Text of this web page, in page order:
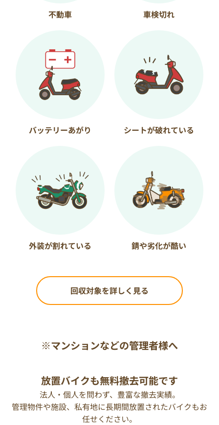
不動車 車検切れ
バッテリーあがり シートが破れている
外装が割れている 錆や劣化が酷い
回収対象を詳しく見る
※マンションなどの管理者様へ
放置バイクも無料撤去可能です
法人・個人を問わず、豊富な撤去実績。
管理物件や施設、私有地に長期間放置されたバイクもお
任せください。